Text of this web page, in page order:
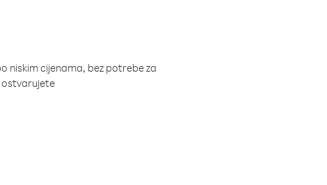
niskim cijenama, bez potrebe za
ostvarujete